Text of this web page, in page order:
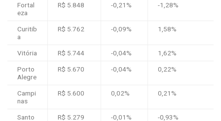
Fortal
eza
R$ 5.848 -0,21% -1,28%
Curitib
a
R$ 5.762 -0,09% 1,58%
Vitória R$ 5.744 -0,04% 1,62%
Porto
Alegre
R$ 5.670 -0,04% 0,22%
Campi
nas
R$ 5.600 0,02% 0,21%
Santo
R$ 5.279 -0,01% -0,93%